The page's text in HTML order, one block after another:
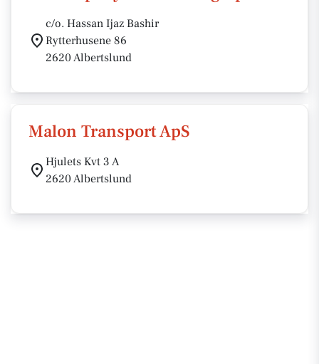
c/o. Hassan Ijaz Bashir
Rytterhusene 86
2620 Albertslund
Malon Transport ApS
Hjulets Kvt 3 A
2620 Albertslund